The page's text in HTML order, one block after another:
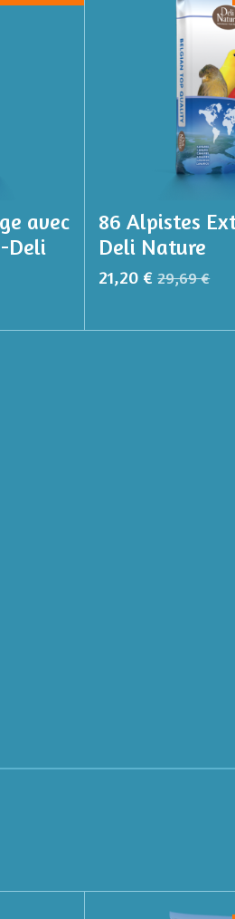
avec
Deli
86 Alpistes
Deli Nature
21,20 € 29,69 €